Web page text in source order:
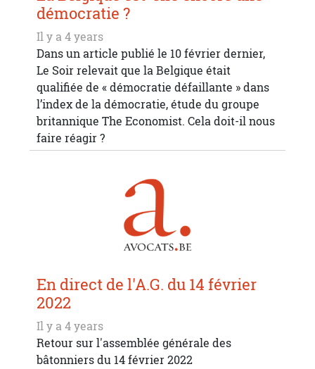
démocratie ?
Il y a 4 years
Dans un article publié le 10 février dernier,
Le Soir relevait que la Belgique était
qualifiée de « démocratie défaillante » dans
l’index de la démocratie, étude du groupe
britannique The Economist. Cela doit-il nous
faire réagir ?
En direct de l'A.G. du 14 février
2022
Il y a 4 years
Retour sur l'assemblée générale des
bâtonniers du 14 février 2022